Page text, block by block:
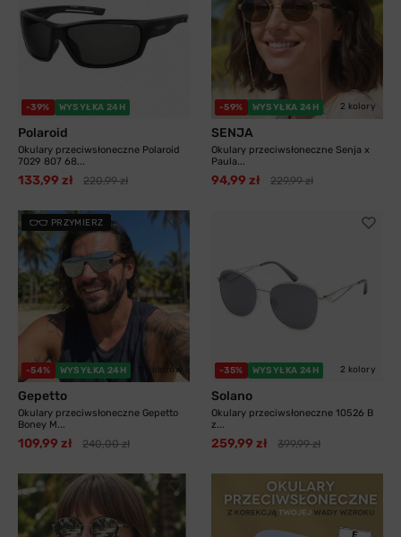
-39% WYSYŁKA 24H
Polaroid
Okulary przeciwsłoneczne Polaroid
7029 807 68...
133,99 zł 220,99 zł
-59% WYSYŁKA 24H 2 kolory
SENJA
Okulary przeciwsłoneczne Senja x
Paula...
94,99 zł 229,99 zł
PRZYMIERZ
-54% WYSYŁKA 24H 11 kolorów
Gepetto
Okulary przeciwsłoneczne Gepetto
Boney M...
109,99 zł 240,00 zł
-35% WYSYŁKA 24H 2 kolory
Solano
Okulary przeciwsłoneczne 10526 B
z...
259,99 zł 399,99 zł